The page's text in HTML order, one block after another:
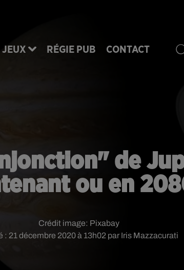
JEUX RÉGIE PUB CONTACT
de
ou en
: 21 décembre 2020 à 13h02 par Iris Mazzacurati
Crédit image: Pixabay